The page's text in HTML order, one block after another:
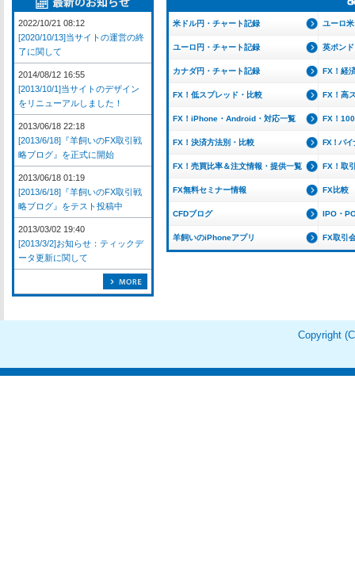
米ドル円・チャート記録 ユーロ
ユーロ円・チャート記録 英ポン
カナダ円・チャート記録 FX！経
FX！低スプレッド・比較 FX！高
FX！iPhone・Android・対応一覧 FX！
FX！決済方法別・比較 FX！バイ
FX！売買比率＆注文情報・提供一覧 FX！取
FX無料セミナー情報 FX比較
CFDブログ IPO・
羊飼いのiPhoneアプリ FX取引
2022/10/21 08:12
[2020/10/13]当サイトの運営の終
了に関して
2014/08/12 16:55
[2013/10/1]当サイトのデザイン
をリニューアルしました！
2013/06/18 22:18
[2013/6/18]『羊飼いのFX取引戦
略ブログ』を正式に開始
2013/06/18 01:19
[2013/6/18]『羊飼いのFX取引戦
略ブログ』をテスト投稿中
2013/03/02 19:40
[2013/3/2]お知らせ：ティックデ
ータ更新に関して
Copyright